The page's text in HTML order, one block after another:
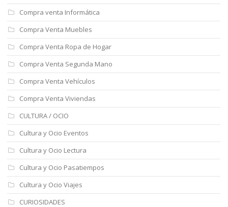
Compra venta Informática
Compra Venta Muebles
Compra Venta Ropa de Hogar
Compra Venta Segunda Mano
Compra Venta Vehículos
Compra Venta Viviendas
CULTURA / OCIO
Cultura y Ocio Eventos
Cultura y Ocio Lectura
Cultura y Ocio Pasatiempos
Cultura y Ocio Viajes
CURIOSIDADES